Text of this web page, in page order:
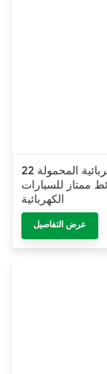
الاستخدام المنزلي شاحن السيارة الكهربائية المحمولة 22KW محطة
ممتاز للسيارات
الكهربائية
عرض التفاصيل